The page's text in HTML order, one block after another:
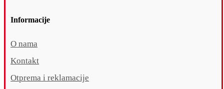
Informacije
O nama
Kontakt
Otprema i reklamacije